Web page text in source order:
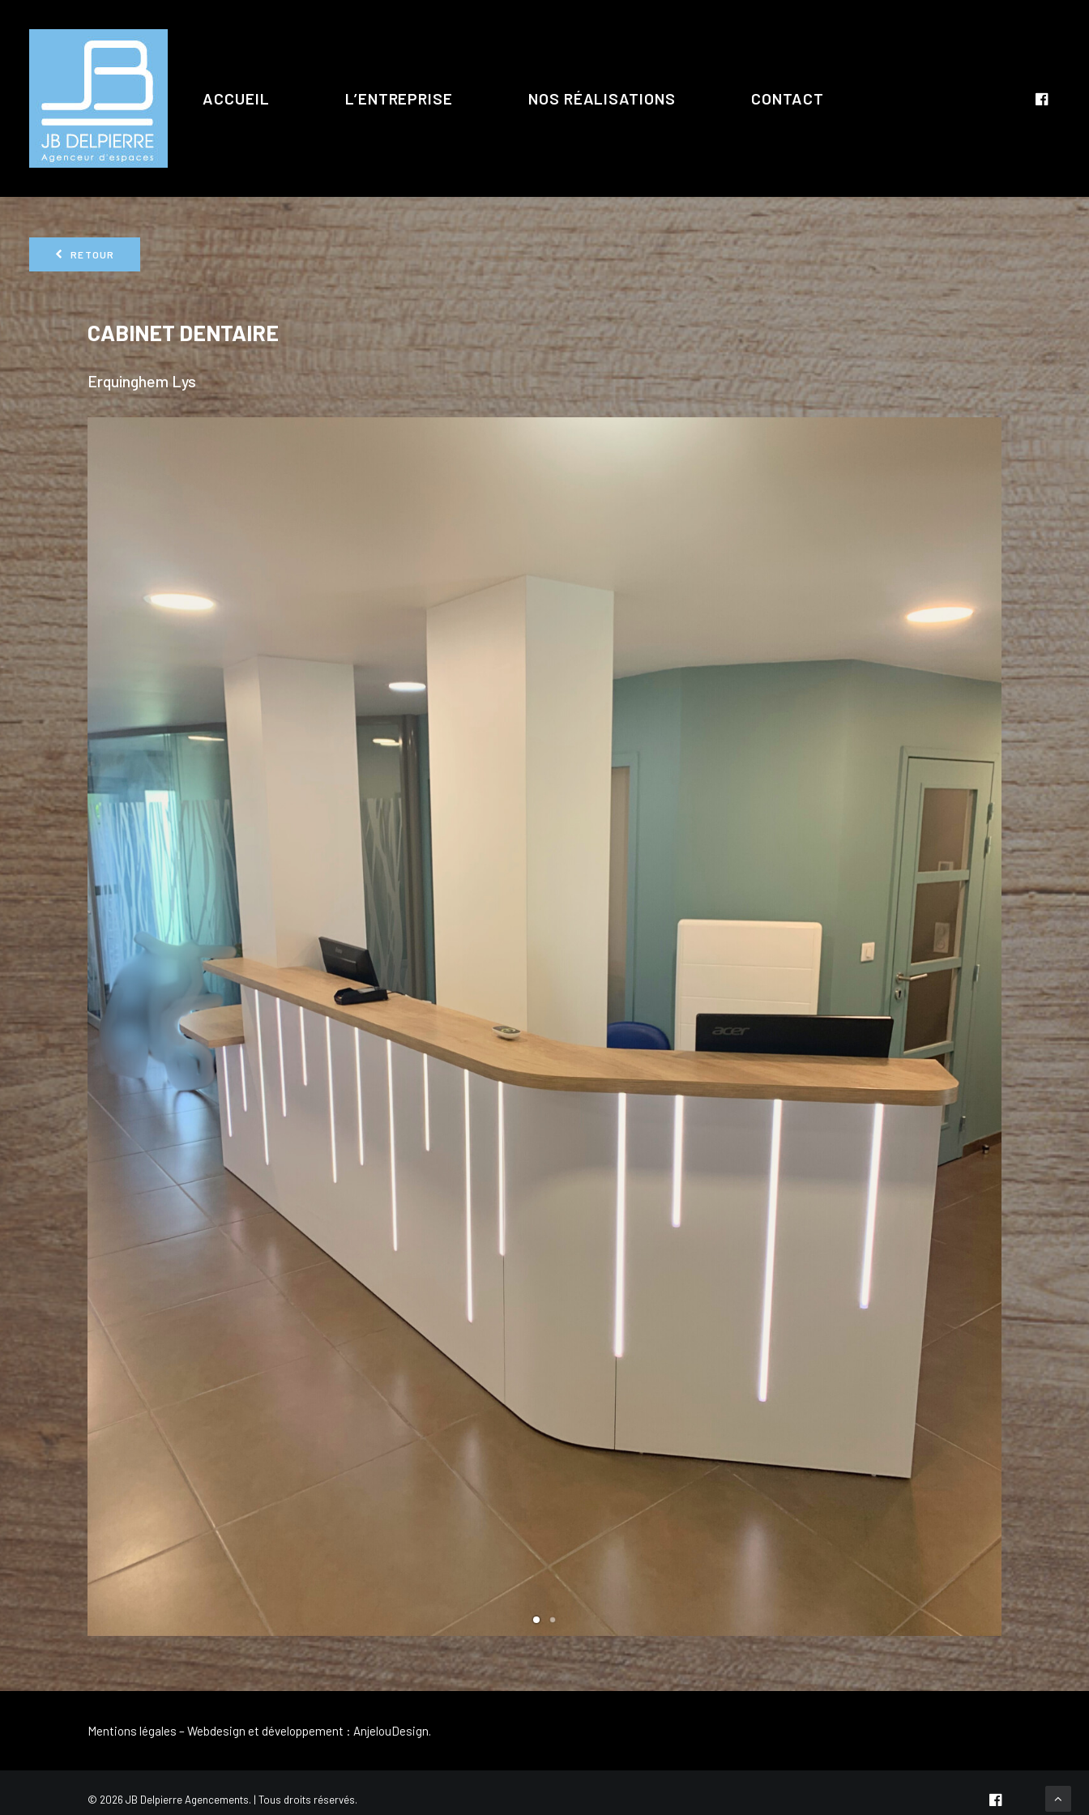
ACCUEIL L’ENTREPRISE NOS RÉALISATIONS CONTACT
RETOUR
CABINET DENTAIRE
Erquinghem Lys
Mentions légales – Webdesign et développement : AnjelouDesign.
© 2026 JB Delpierre Agencements. | Tous droits réservés.